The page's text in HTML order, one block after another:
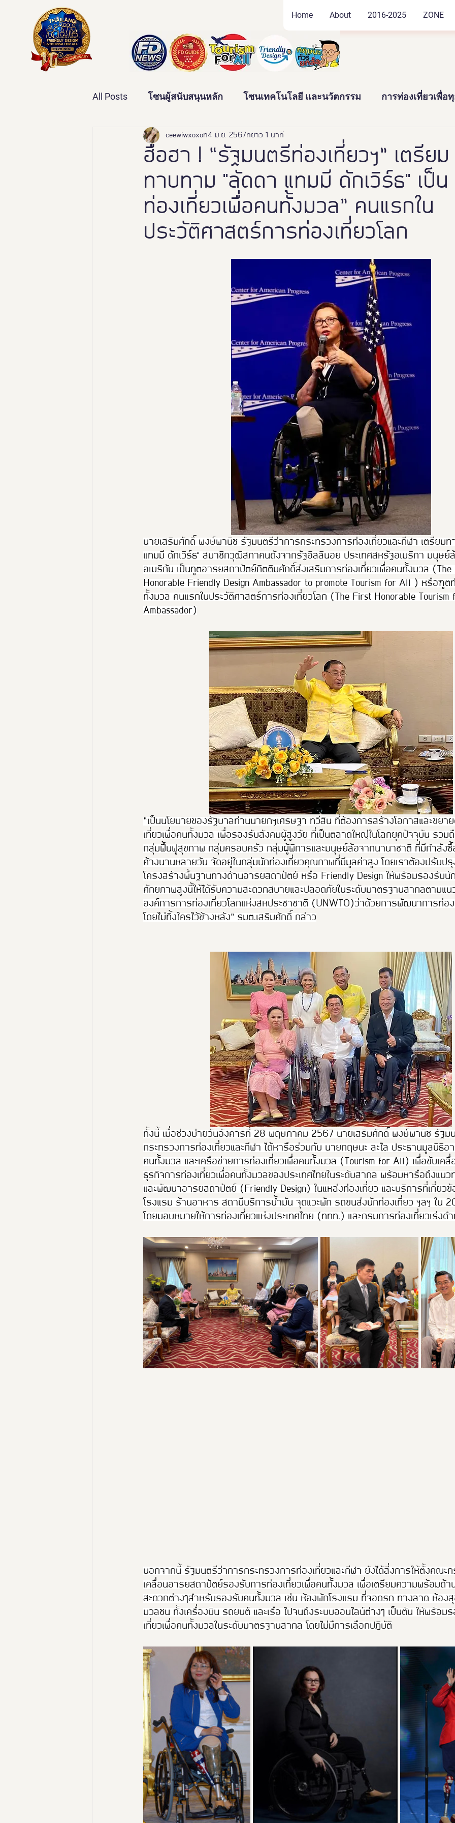
Home About 2016-2025 ZONE
All Posts โซนผู้สนับสนุนหลัก โซนเทคโนโลยี และนวัตกรรม การท่องเที่ยวเพื่อ
เทคโนโลยีเพื่อสุขภาพ วัฒนธรรม และสินค้าชุมชน
บ้านและคุณภาพชีวิต ข่าว News Thailand Friendly Design Expo2022
มหกรรมอารยสถาปัตย์เพื่อคนทั้งมวล คร นางงามจิตอาสา Miss Friendly
Thailand Friendly Design 2023 Thaialnd Friendly
Thailand Friendly Design Expo 2025 #หนุมาน Thailand Friendly Design Expo
ฮือฮา ! “รัฐมนตรีท่องเที่ยวฯ” เตรียม
ทาบทาม "ลัดดา แทมมี ดักเวิร์ธ" เป็น
ท่องเที่ยวเพื่อคนทั้งมวล” คนแรกใน
ประวัติศาสตร์การท่องเที่ยวโลก
ceewiwxoxo 4 มิ.ย. 2567 ยาว 1 นาที
นายเสริมศักดิ์​ พงษ์พานิช รัฐมนตรีว่าการกระทรวงการท่องเที่ยวและกีฬา เตรียมท
แทมมี ดักเวิร์ธ" สมาชิกวุฒิสภาคนดังจากรัฐอิลลินอย ประเทศสหรัฐอเมริกา มนุษย์
อเมริกัน เป็นทูตอารยสถาปัตย์กิตติมศักดิ์ส่งเสริมการท่องเที่ยวเพื่อคนทั้งมวล (The
Honorable Friendly Design Ambassador to promote Tourism for All ) หรือฑูต
ทั้งมวล คนแรกในประวัติศาสตร์การท่องเที่ยวโลก (The First Honorable Tourism
Ambassador)
“เป็นนโยบายของรัฐบาลท่านนายกฯเศรษฐา ทวีสิน ที่ต้องการสร้างโอกาสและขยา
เที่ยวเพื่อคนทั้งมวล เพื่อรองรับสังคมผู้สูงวัย ที่เป็นตลาดใหญ่ในโลกยุคปัจจุบัน รวม
กลุ่มฟื้นฟูสุขภาพ กลุ่มครอบครัว กลุ่มผู้พิการและมนุษย์ล้อจากนานาชาติ ที่มีกำลังซื้
ค้างนานหลายวัน จัดอยู่ในกลุ่มนักท่องเที่ยวคุณภาพที่มีมูลค่าสูง โดยเราต้องปรับป
โครงสร้างพื้นฐานทางด้านอารยสถาปัตย์ หรือ Friendly Design ให้พร้อมรองรับนั
ศักยภาพสูงนี้ให้ได้รับความสะดวกสบายและปลอดภัยในระดับมาตรฐานสากลตามแน
องค์การการท่องเที่ยวโลกแห่งสหประชาชาติ (UNWTO)ว่าด้วยการพัฒนาการท่อ
โดยไม่ทิ้งใครไว้ข้างหลัง” รมต.เสริมศักดิ์ กล่าว
ทั้งนี้ เมื่อช่วงบ่ายวันอังคารที่ 28 พฤษภาคม 2567 นายเสริมศักดิ์ พงษ์พานิช รัฐม
กระทรวงการท่องเที่ยวและกีฬา ได้หารือร่วมกับ นายกฤษนะ ละไล ประธานมูลนิธิอ
คนทั้งมวล และเครือข่ายการท่องเที่ยวเพื่อคนทั้งมวล (Tourism for All) เพื่อขับเคลื่
ธุรกิจการท่องเที่ยวเพื่อคนทั้งมวลของประเทศไทยในระดับสากล พร้อมหารือถึงแน
และพัฒนาอารยสถาปัตย์ (Friendly Design) ในแหล่งท่องเที่ยว และบริการที่เกี่ยวข้
โรงแรม ร้านอาหาร สถานีบริการน้ำมัน จุดแวะพัก รถขนส่งนักท่องเที่ยว ฯลฯ ใน
โดยมอบหมายให้การท่องเที่ยวแห่งประเทศไทย (ททท.) และกรมการท่องเที่ยวเร่งดำ
นอกจากนี้ รัฐมนตรีว่าการกระทรวงการท่องเที่ยวและกีฬา ยังได้สี่งการให้ตั้งคณะ
เคลื่อนอารยสถาปัตย์รองรับการท่องเที่ยวเพื่อคนทั้งมวล เพื่อเตรียมความพร้อมด้า
สะดวกต่างๆสำหรับรองรับคนทั้งมวล เช่น ห้องพักโรงแรม ที่จอดรถ ทางลาด ห้อง
มวลชน ทั้งเครื่องบิน รถยนต์ และเรือ ไปจนถึงระบบออนไลน์ต่างๆ เป็นต้น ให้พร้อม
เที่ยวเพื่อคนทั้งมวลในระดับมาตรฐานสากล โดยไม่มึการเลือกปฏิบัติ